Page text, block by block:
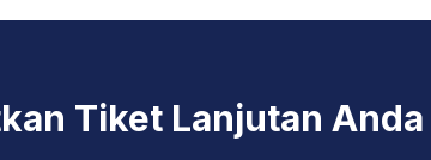
Tiket Lanjutan